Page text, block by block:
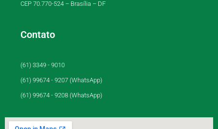
CEP 70.770-524 – Brasília – DF
Contato
(61) 3349 - 9010
(61) 99674 - 9207 (WhatsApp)
(61) 99674 - 9208 (WhatsApp)